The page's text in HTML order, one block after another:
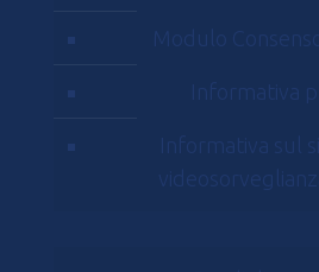
Modulo
Informativa
Informativa sul